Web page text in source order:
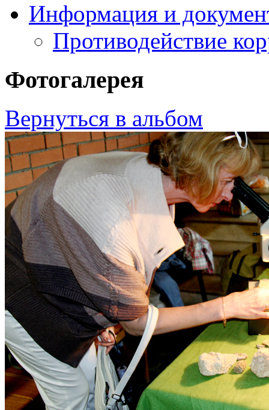
Информация и
Противодействие
Фотогалерея
Вернуться в альбом